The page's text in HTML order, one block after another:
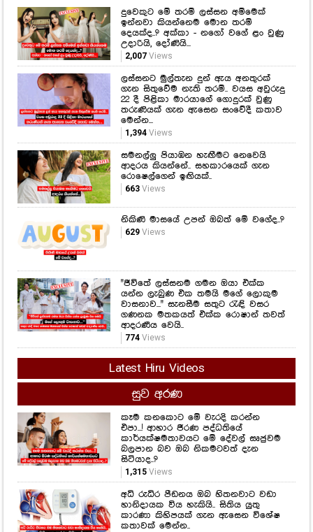
දුවෙකුට මේ තරම් ලස්සන අම්මෙක්
ඉන්නවා කියන්නෙම මොන තරම්
දෙයක්ද..? අක්කා - නගෝ වගේ ළං වුණු
උදාරියි, දෝණියි...
2,007Views
ලස්සනට මුල්තැන දුන් ඇය අනතුරක්
ගැන සිතුවේම නැති තරම්.. වයස අවුරුදු
22 දී පිළිකා මාරයාගේ ගොදුරක් වුණු
තරුණියක් ගැන ඇසෙන සංවේදී කතාව
මෙන්න...
1,394Views
සමනල්ලු පියාඹන හැඟීමට නෙවෙයි
ආදරය කියන්නේ.. සහකාරයෙක් ගැන
රොෂෙල්ගෙන් ඉඟියක්..
663Views
නිකිණි මාසයේ උපන් ඔබත් මේ වගේද..?
629Views
"ජීවිතේ ලස්සනම ගමන ඔයා එක්ක
යන්න ලැබුණ එක තමයි මගේ ලොකුම
වාසනාව..." සැනසීම සතුට රැඳි වසර
ගණනක මතකයත් එක්ක රොෂාන් තවත්
ආදරණීය වෙයි..
774Views
Latest Hiru Videos
සුව අරණ
කෑම කනකොට මේ වැරදි කරන්න
එපා...! ආහාර ජීරණ පද්ධතියේ
කාර්යක්ෂමතාවයට මේ දේවල් සෘජුවම
බලපාන බව ඔබ නිකමටවත් දැන
සිටියාද..?
1,315Views
අධි රුධිර පීඩනය ඔබ හිතනවාට වඩා
හානිදායක විය හැකියි.. සිතිය යුතු
කාරණා කිහිපයක් ගැන ඇසෙන විශේෂ
කතාවක් මෙන්න..